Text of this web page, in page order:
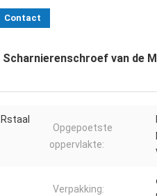
Contact
van de
Opgepoetste
oppervlakte:
Verpakking: